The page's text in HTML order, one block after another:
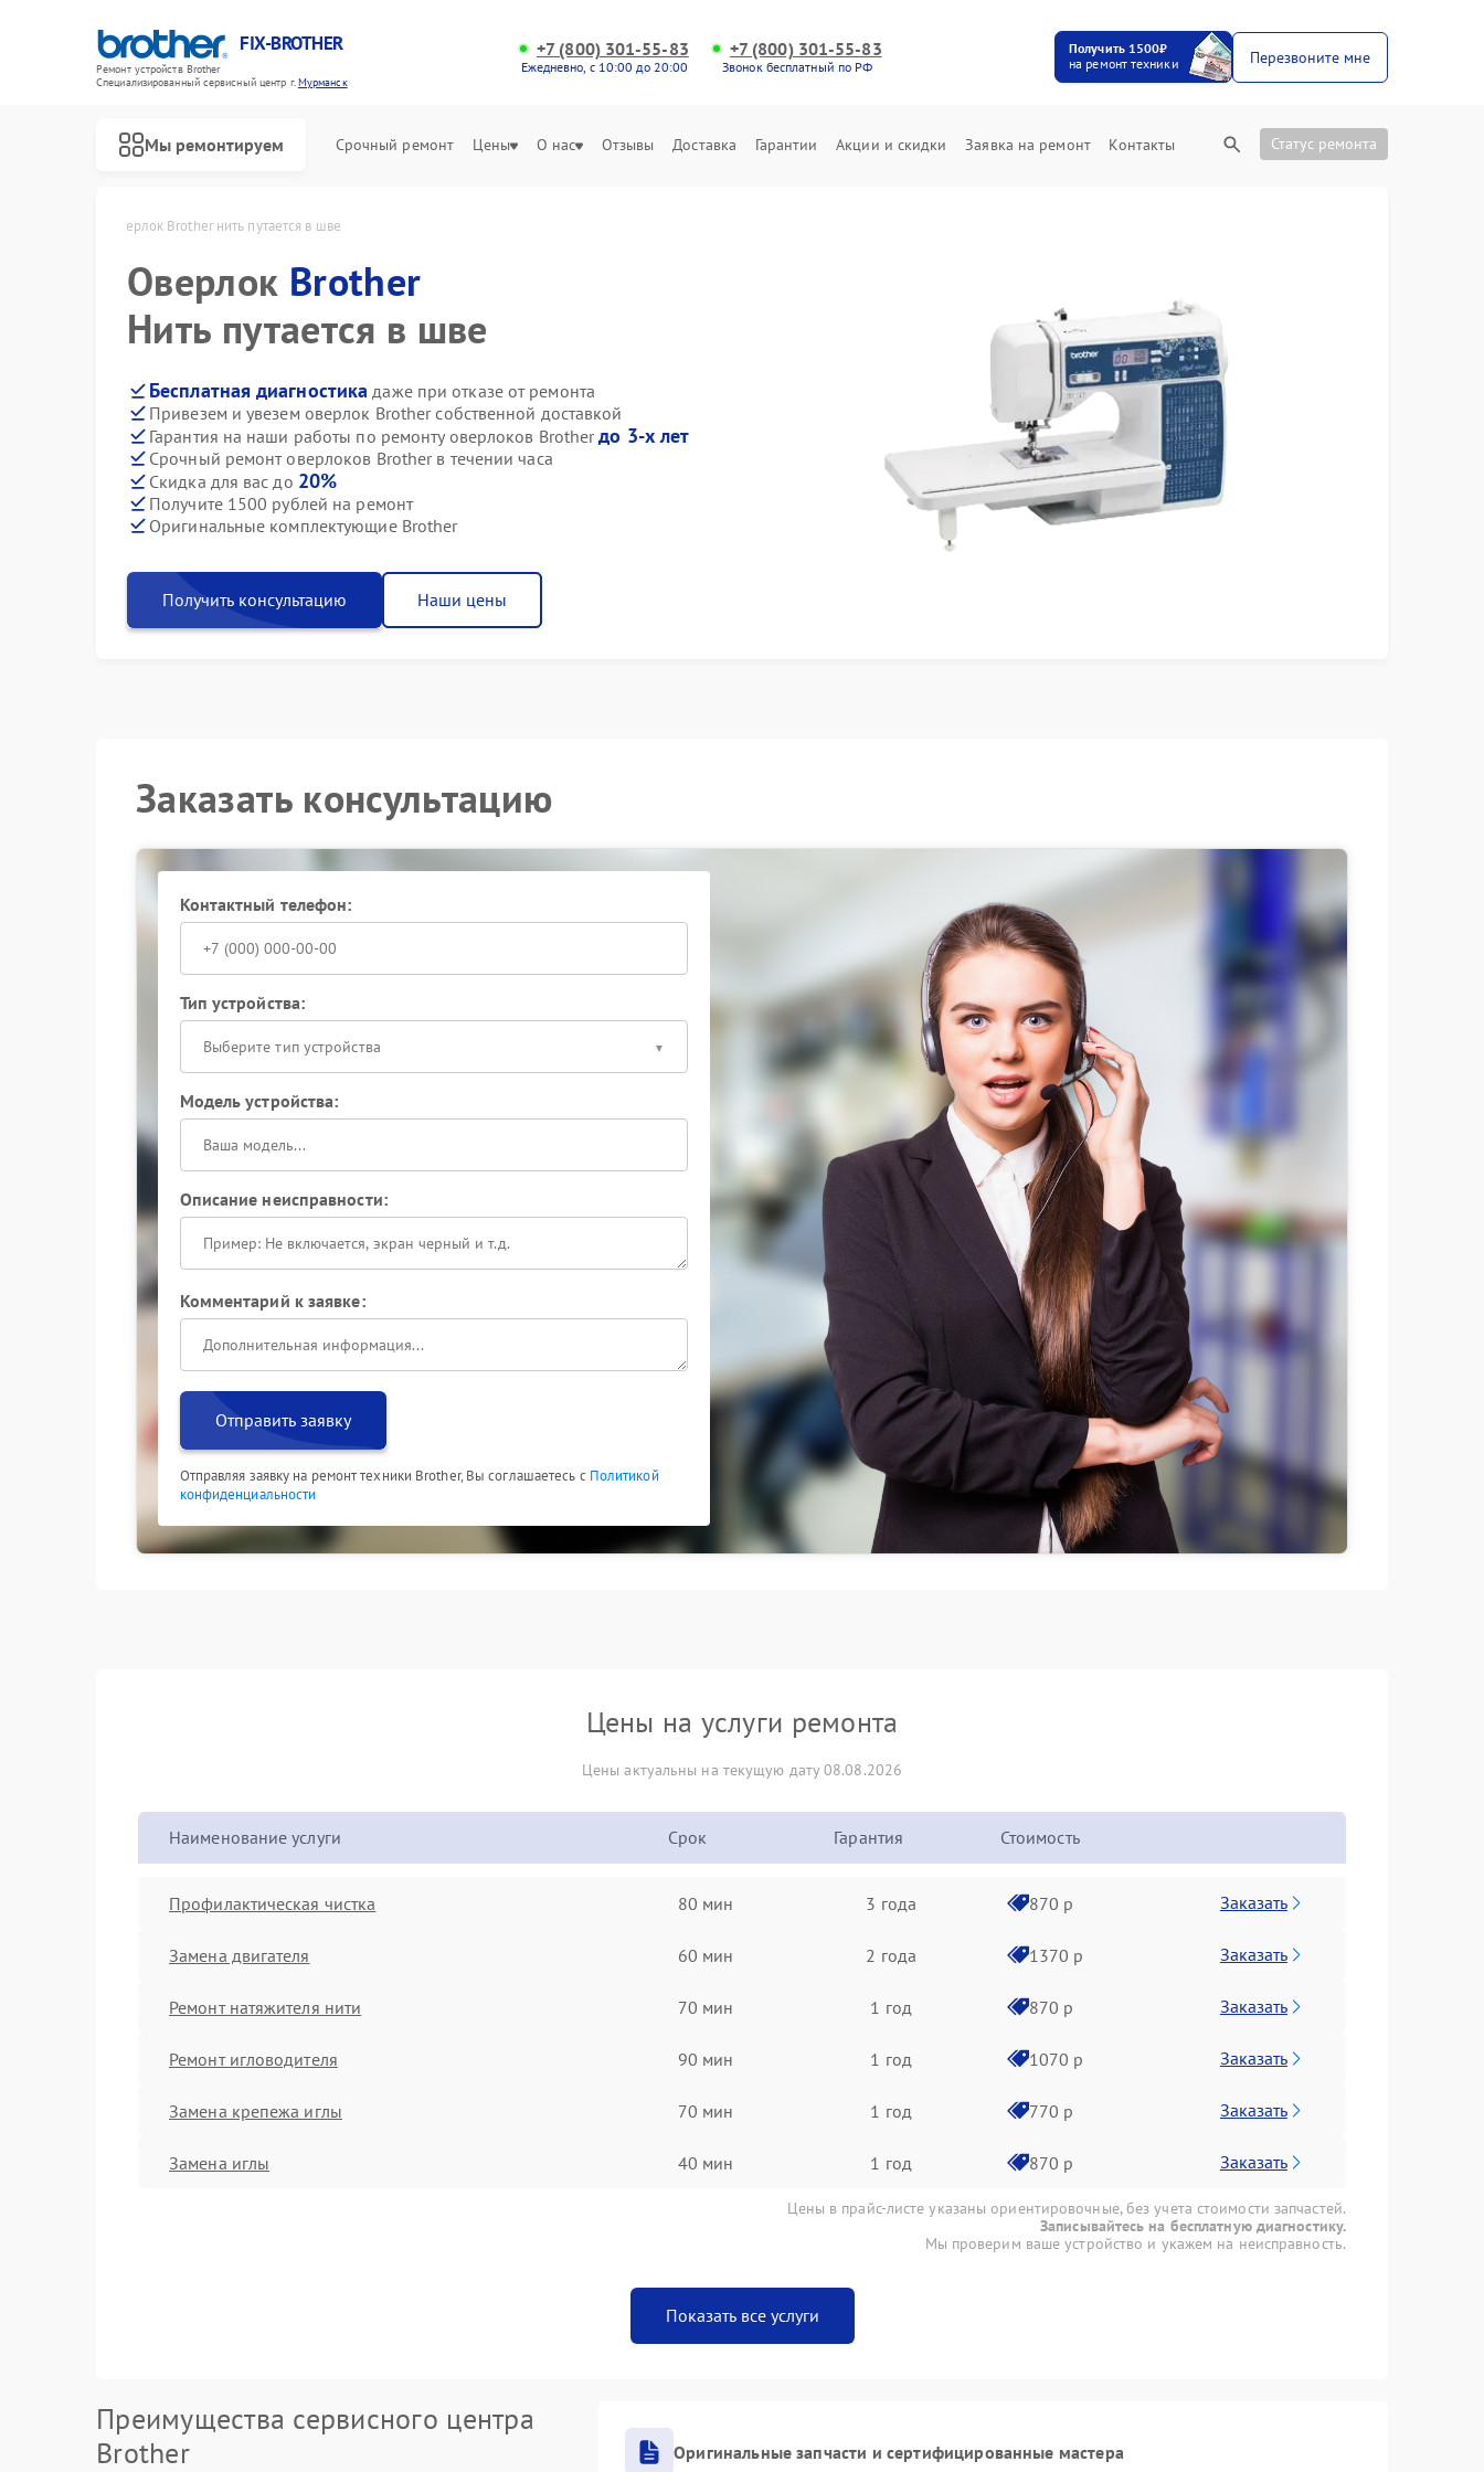
FIX-BROTHER
Ремонт устройств Brother
Специализированный cервисный центр г.Мурманск
+7 (800) 301-55-83
Ежедневно, с 10:00 до 20:00
+7 (800) 301-55-83
Звонок бесплатный по РФ
Получить 1500₽
на ремонт техники
Перезвоните мне
Мы ремонтируем Срочный ремонт Цены О нас Отзывы Доставка Гарантии Акции и скидки Заявка на ремонт Контакты Статус ремонта
Оверлок Brother нить путается в шве
Оверлок Brother
Нить путается в шве
Бесплатная диагностика даже при отказе от ремонта
Привезем и увезем оверлок Brother собственной доставкой
Гарантия на наши работы по ремонту оверлоков Brotherдо 3-х лет
Срочный ремонт оверлоков Brother в течении часа
Скидка для вас до 20%
Получите 1500 рублей на ремонт
Оригинальные комплектующие Brother
Получить консультацию Наши цены
Заказать консультацию
Контактный телефон:
Тип устройства:
Выберите тип устройства
Модель устройства:
Описание неисправности:
Комментарий к заявке:
Отправить заявку
Отправляя заявку на ремонт техники Brother, Вы соглашаетесь с Политикой
конфиденциальности
Цены на услуги ремонта
Цены актуальны на текущую дату 08.08.2026
Наименование услуги Срок Гарантия Стоимость
Профилактическая чистка 80 мин 3 года 870 р Заказать
Замена двигателя 60 мин 2 года 1370 р Заказать
Ремонт натяжителя нити 70 мин 1 год 870 р Заказать
Ремонт игловодителя 90 мин 1 год 1070 р Заказать
Замена крепежа иглы 70 мин 1 год 770 р Заказать
Замена иглы 40 мин 1 год 870 р Заказать
Цены в прайс-листе указаны ориентировочные, без учета стоимости запчастей.
Записывайтесь на бесплатную диагностику.
Мы проверим ваше устройство и укажем на неисправность.
Показать все услуги
Преимущества сервисного центра
Brother
Оригинальные запчасти и сертифицированные мастера